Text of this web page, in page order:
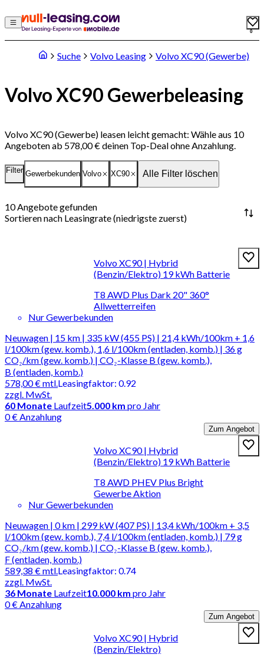
0
Suche Volvo Leasing Volvo XC90 (Gewerbe)
Volvo XC90 Gewerbeleasing
Volvo XC90 (Gewerbe) leasen leicht gemacht: Wähle aus 10
Angeboten ab 578,00 € deinen Top-Deal ohne Anzahlung.
Filter Gewerbekunden Volvo XC90 Alle Filter löschen
10Angebote gefunden
Sortieren nach Leasingrate (niedrigste zuerst)
Volvo XC90 | Hybrid
(Benzin/Elektro) 19 kWh Batterie
T8 AWD Plus Dark 20" 360°
Allwetterreifen
Nur Gewerbekunden
Neuwagen | 15 km | 335 kW (455 PS) | 21,4 kWh/100km + 1,6
l/100km (gew. komb.), 1,6 l/100km (entladen, komb.) | 36 g
CO₂/km (gew. komb.) | CO₂-Klasse B (gew. komb.),
B (entladen, komb.)
578,00 €mtl.
zzgl. MwSt.
Leasingfaktor: 0.92
60 Monate Laufzeit5.000 km pro Jahr
0 € Anzahlung
Zum Angebot
Volvo XC90 | Hybrid
(Benzin/Elektro) 19 kWh Batterie
T8 AWD PHEV Plus Bright
Gewerbe Aktion
Nur Gewerbekunden
Neuwagen | 0 km | 299 kW (407 PS) | 13,4 kWh/100km + 3,5
l/100km (gew. komb.), 7,4 l/100km (entladen, komb.) | 79 g
CO₂/km (gew. komb.) | CO₂-Klasse B (gew. komb.),
F (entladen, komb.)
589,38 €mtl.
zzgl. MwSt.
Leasingfaktor: 0.74
36 Monate Laufzeit10.000 km pro Jahr
0 € Anzahlung
Zum Angebot
Volvo XC90 | Hybrid
(Benzin/Elektro)